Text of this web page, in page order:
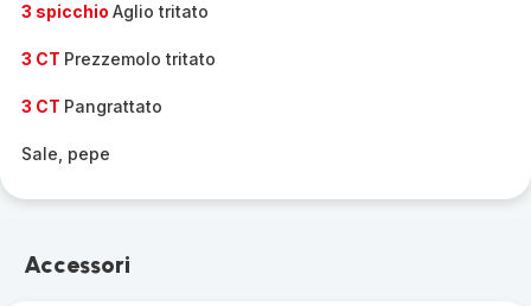
3 spicchio Aglio tritato
3 CT Prezzemolo tritato
3 CT Pangrattato
Sale, pepe
Accessori